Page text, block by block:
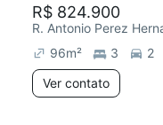
R$ 824.900
R. Antonio Perez
96m² 3
2
Ver contato